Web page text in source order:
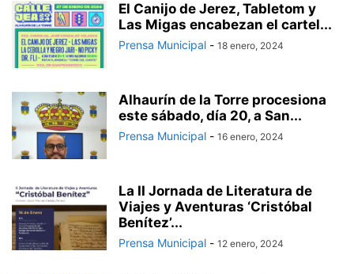
El Canijo de Jerez, Tabletom y
Las Migas encabezan el cartel...
Prensa Municipal - 18 enero, 2024
Alhaurín de la Torre procesiona
este sábado, día 20, a San...
Prensa Municipal - 16 enero, 2024
La II Jornada de Literatura de
Viajes y Aventuras ‘Cristóbal
Benítez’...
Prensa Municipal - 12 enero, 2024